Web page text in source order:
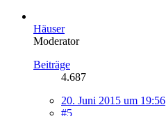
Häuser
Moderator
Beiträge
4.687
20. Juni 2015 um 19:56
#5